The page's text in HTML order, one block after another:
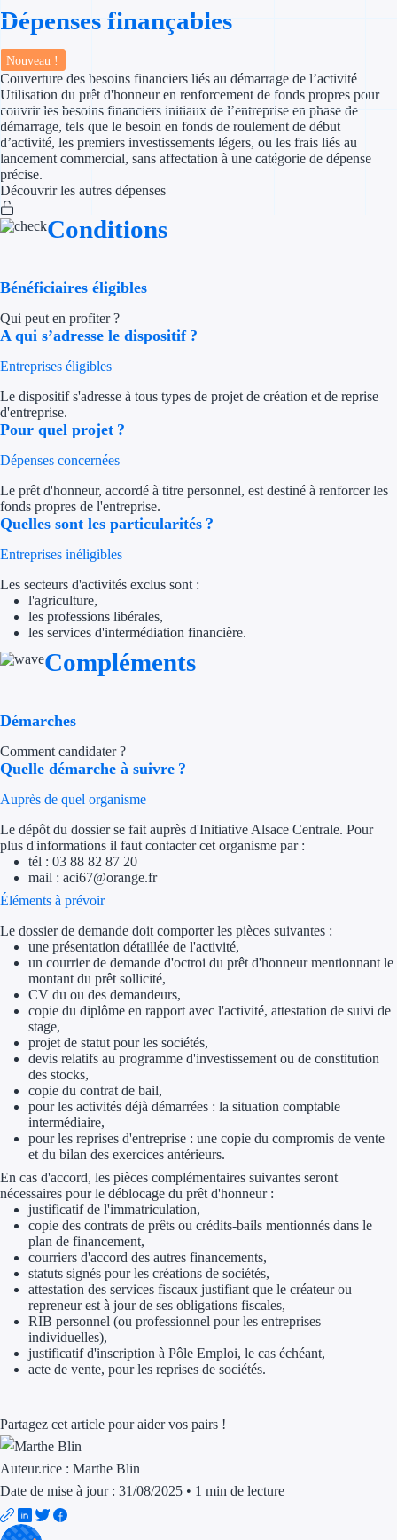
Par financeur
Aides par
Territoires
Régions de I à P
Aides Région
Outre-mer
Aides Région
Aides Région
Aides Région
Aides Région
Recherche autonome
Dépenses finançables
Nouveau !
Couverture des besoins financiers liés au démarrage de l’activité
Utilisation du prêt d'honneur en renforcement de fonds propres pour
couvrir les besoins financiers initiaux de l’entreprise en phase de
démarrage, tels que le besoin en fonds de roulement de début
d’activité, les premiers investissements légers, ou les frais liés au
lancement commercial, sans affectation à une catégorie de dépense
précise.
Découvrir les autres dépenses
Conditions
Bénéficiaires éligibles
Qui peut en profiter ?
A qui s’adresse le dispositif ?
Entreprises éligibles
Le dispositif s'adresse à tous types de projet de création et de reprise
d'entreprise.
Pour quel projet ?
Dépenses concernées
Le prêt d'honneur, accordé à titre personnel, est destiné à renforcer les
fonds propres de l'entreprise.
Quelles sont les particularités ?
Entreprises inéligibles
Les secteurs d'activités exclus sont :
l'agriculture,
les professions libérales,
les services d'intermédiation financière.
Compléments
Démarches
Comment candidater ?
Quelle démarche à suivre ?
Auprès de quel organisme
Le dépôt du dossier se fait auprès d'Initiative Alsace Centrale. Pour
plus d'informations il faut contacter cet organisme par :
tél : 03 88 82 87 20
mail : aci67@orange.fr
Éléments à prévoir
Le dossier de demande doit comporter les pièces suivantes :
une présentation détaillée de l'activité,
un courrier de demande d'octroi du prêt d'honneur mentionnant le
montant du prêt sollicité,
CV du ou des demandeurs,
copie du diplôme en rapport avec l'activité, attestation de suivi de
stage,
projet de statut pour les sociétés,
devis relatifs au programme d'investissement ou de constitution
des stocks,
copie du contrat de bail,
pour les activités déjà démarrées : la situation comptable
intermédiaire,
pour les reprises d'entreprise : une copie du compromis de vente
et du bilan des exercices antérieurs.
En cas d'accord, les pièces complémentaires suivantes seront
nécessaires pour le déblocage du prêt d'honneur :
justificatif de l'immatriculation,
copie des contrats de prêts ou crédits-bails mentionnés dans le
plan de financement,
courriers d'accord des autres financements,
statuts signés pour les créations de sociétés,
attestation des services fiscaux justifiant que le créateur ou
repreneur est à jour de ses obligations fiscales,
RIB personnel (ou professionnel pour les entreprises
individuelles),
justificatif d'inscription à Pôle Emploi, le cas échéant,
acte de vente, pour les reprises de sociétés.
Partagez cet article pour aider vos pairs !
Auteur.rice : Marthe Blin
Date de mise à jour : 31/08/2025 • 1 min de lecture